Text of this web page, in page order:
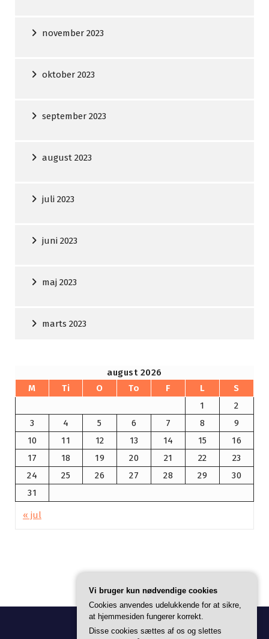
november 2023
oktober 2023
september 2023
august 2023
juli 2023
juni 2023
maj 2023
marts 2023
august 2026
M
Ti O To F L
S
1
2
3
4 5 6 7 8
9
10
11 12 13 14 15
16
17
18 19 20 21 22
23
24
25 26 27 28 29
30
31
« jul
Vi bruger kun nødvendige cookies
Cookies anvendes udelukkende for at sikre,
at hjemmesiden fungerer korrekt.
Disse cookies sættes af os og slettes